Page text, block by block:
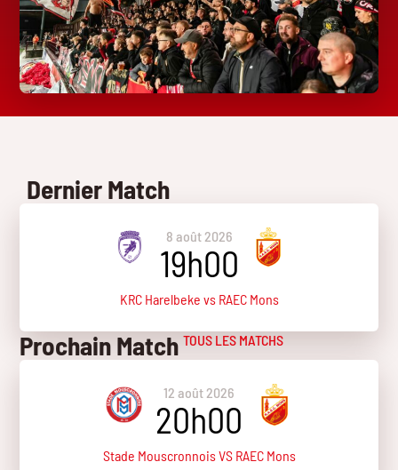
Dernier Match
8 août 2026
19h00
KRC Harelbeke vs RAEC Mons
Prochain Match TOUS LES MATCHS
12 août 2026
20h00
Stade Mouscronnois VS RAEC Mons